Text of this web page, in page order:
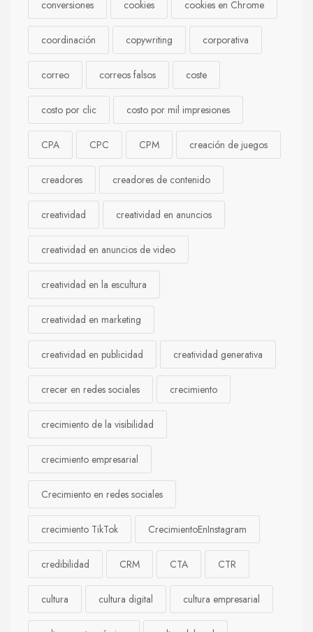
conversiones cookies cookies en Chrome
coordinación copywriting corporativa
correo correos falsos coste
costo por clic costo por mil impresiones
CPA CPC CPM creación de juegos
creadores creadores de contenido
creatividad creatividad en anuncios
creatividad en anuncios de video
creatividad en la escultura
creatividad en marketing
creatividad en publicidad creatividad generativa
crecer en redes sociales crecimiento
crecimiento de la visibilidad
crecimiento empresarial
Crecimiento en redes sociales
crecimiento TikTok CrecimientoEnInstagram
credibilidad CRM CTA CTR
cultura cultura digital cultura empresarial